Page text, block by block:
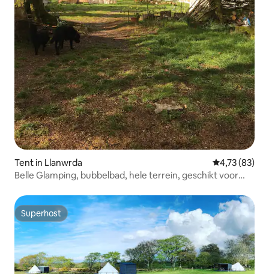
Tent in Llanwrda Gemiddelde
4,73 (83)
Belle Glamping, bubbelbad, hele terrein, geschikt voor
Superhost
Superhost